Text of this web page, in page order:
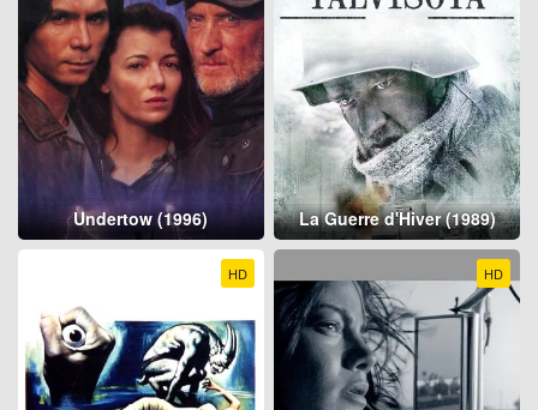
Undertow (1996) La Guerre d'Hiver (1989)
HD HD